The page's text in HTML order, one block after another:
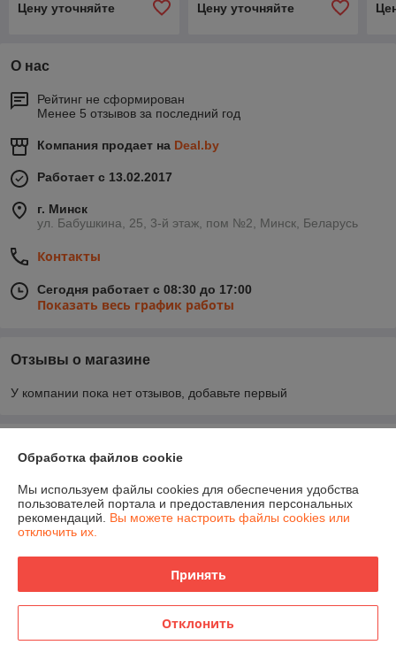
220695120100802
Цену уточняйте
1201010-02
Цену уточняйте
О нас
Рейтинг не сформирован
Менее 5 отзывов за последний год
Компания продает на Deal.by
Работает с 13.02.2017
г. Минск
ул. Бабушкина, 25, 3-й этаж, пом №2, Минск, Беларусь
Контакты
Сегодня работает с 08:30 до 17:00
Показать весь график работы
Отзывы о магазине
У компании пока нет отзывов, добавьте первый
Контакты
Доставка и оплата
Полная версия сайта
Обработка файлов cookie
Мы используем файлы cookies для обеспечения удобства
пользователей портала и предоставления персональных
рекомендаций. Вы можете настроить файлы cookies или
отключить их.
Принять
Отклонить